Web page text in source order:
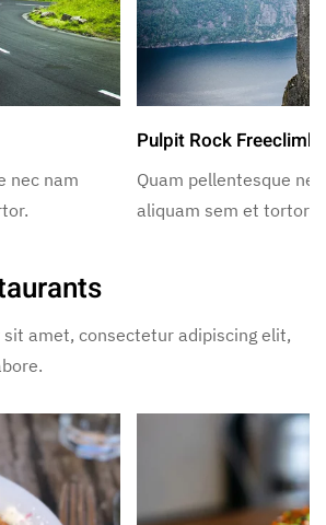
nec nam
Pulpit Rock
Quam pellentesque
aliquam sem et tortor.
amet, consectetur adipiscing elit,